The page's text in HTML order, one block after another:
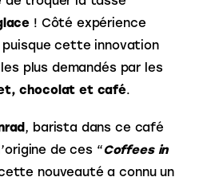
! Côté expérience
cette innovation
plus demandés par les
chocolat et café.
, barista dans ce café
de ces “Coffees in
nouveauté a connu un